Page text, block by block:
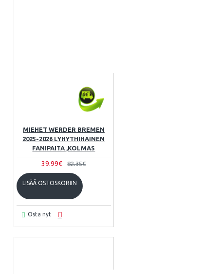
MIEHET WERDER BREMEN
2025-2026 LYHYTHIHAINEN
FANIPAITA ,KOLMAS
39.99€ 82.35€
LISÄÄ OSTOSKORIIN
Osta nyt